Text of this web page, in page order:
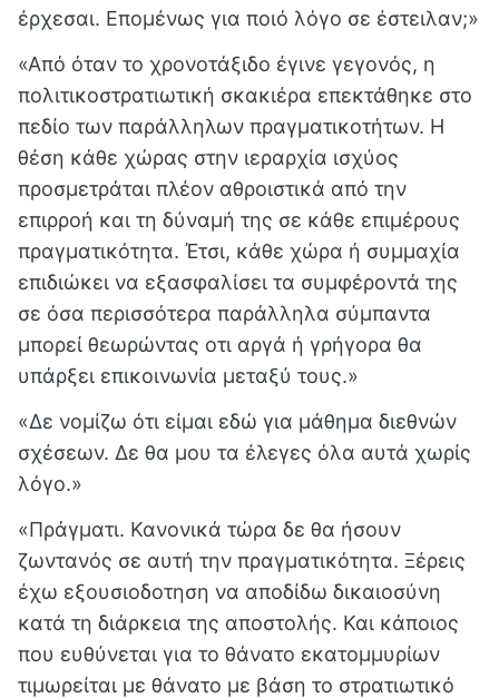
έρχεσαι. Επομένως για ποιό λόγο σε έστειλαν;»
«Από όταν το χρονοτάξιδο έγινε γεγονός, η
πολιτικοστρατιωτική σκακιέρα επεκτάθηκε στο
πεδίο των παράλληλων πραγματικοτήτων. Η
θέση κάθε χώρας στην ιεραρχία ισχύος
προσμετράται πλέον αθροιστικά από την
επιρροή και τη δύναμή της σε κάθε επιμέρους
πραγματικότητα. Έτσι, κάθε χώρα ή συμμαχία
επιδιώκει να εξασφαλίσει τα συμφέροντά της
σε όσα περισσότερα παράλληλα σύμπαντα
μπορεί θεωρώντας οτι αργά ή γρήγορα θα
υπάρξει επικοινωνία μεταξύ τους.»
«Δε νομίζω ότι είμαι εδώ για μάθημα διεθνών
σχέσεων. Δε θα μου τα έλεγες όλα αυτά χωρίς
λόγο.»
«Πράγματι. Κανονικά τώρα δε θα ήσουν
ζωντανός σε αυτή την πραγματικότητα. Ξέρεις
έχω εξουσιοδοτηση να αποδίδω δικαιοσύνη
κατά τη διάρκεια της αποστολής. Και κάποιος
που ευθύνεται για το θάνατο εκατομμυρίων
τιμωρείται με θάνατο με βάση το στρατιωτικό